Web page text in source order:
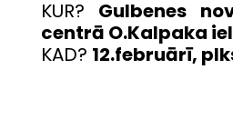
KUR? Gulbenes
centrā O.Kalpaka
KAD? 12.februārī,